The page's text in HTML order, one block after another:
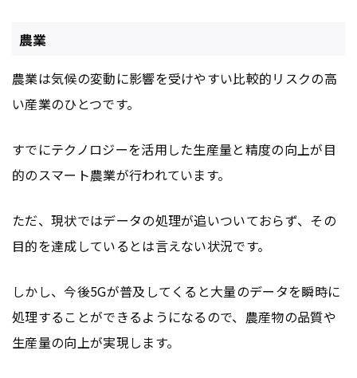
農業
農業は気候の変動に影響を受けやすい比較的リスクの高
い産業のひとつです。
すでにテクノロジーを活用した生産量と精度の向上が目
的のスマート農業が行われています。
ただ、現状ではデータの処理が追いついておらず、その
目的を達成しているとは言えない状況です。
しかし、今後5Gが普及してくると大量のデータを瞬時に
処理することができるようになるので、農産物の品質や
生産量の向上が実現します。